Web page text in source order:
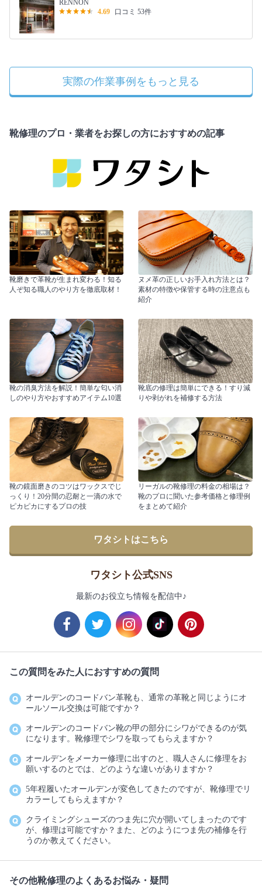
RENNON
4.69
口コミ 53件
実際の作業事例をもっと見る
靴修理のプロ・業者をお探しの方におすすめの記事
靴磨きで革靴が生まれ変わる！知る
人ぞ知る職人のやり方を徹底取材！
ヌメ革の正しいお手入れ方法とは？
素材の特徴や保管する時の注意点も
紹介
靴の消臭方法を解説！簡単な匂い消
しのやり方やおすすめアイテム10選
靴底の修理は簡単にできる！すり減
りや剥がれを補修する方法
靴の鏡面磨きのコツはワックスでじ
っくり！20分間の忍耐と一滴の水で
ピカピカにするプロの技
リーガルの靴修理の料金の相場は？
靴のプロに聞いた参考価格と修理例
をまとめて紹介
ワタシトはこちら
ワタシト公式SNS
最新のお役立ち情報を配信中♪
この質問をみた人におすすめの質問
オールデンのコードバン革靴も、通常の革靴と同じようにオ
ールソール交換は可能ですか？
オールデンのコードバン靴の甲の部分にシワができるのが気
になります。靴修理でシワを取ってもらえますか？
オールデンをメーカー修理に出すのと、職人さんに修理をお
願いするのとでは、どのような違いがありますか？
5年程履いたオールデンが変色してきたのですが、靴修理でリ
カラーしてもらえますか？
クライミングシューズのつま先に穴が開いてしまったのです
が、修理は可能ですか？また、どのようにつま先の補修を行
うのか教えてください。
その他靴修理のよくあるお悩み・疑問